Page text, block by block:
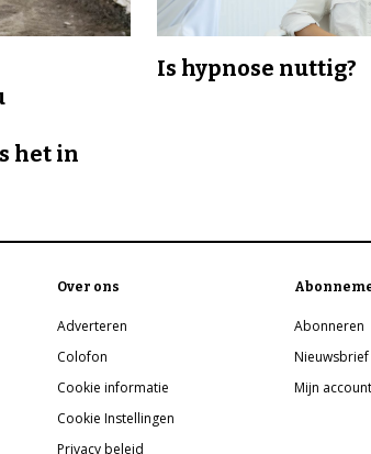
het in
Is hypnose nuttig?
Over ons
Adverteren
Colofon
Cookie informatie
Cookie Instellingen
Privacy beleid
Abonneren
Nieuwsbrief
Mijn account